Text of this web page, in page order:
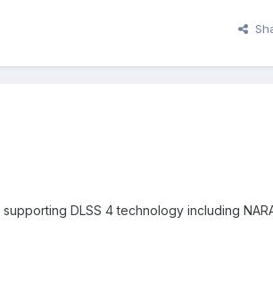
DLSS 4 technology including